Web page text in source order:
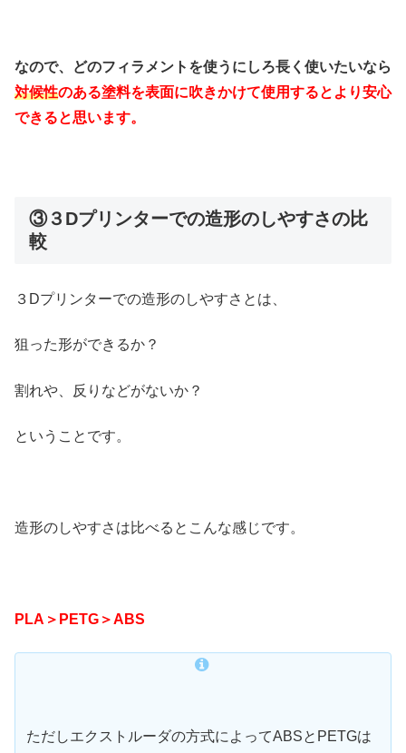
なので、どのフィラメントを使うにしろ長く使いたいなら
対候性のある塗料を表面に吹きかけて使用するとより安心
できると思います。
③３Dプリンターでの造形のしやすさの比
較
３Dプリンターでの造形のしやすさとは、
狙った形ができるか？
割れや、反りなどがないか？
ということです。
造形のしやすさは比べるとこんな感じです。
PLA＞PETG＞ABS
ただしエクストルーダの方式によってABSとPETGは